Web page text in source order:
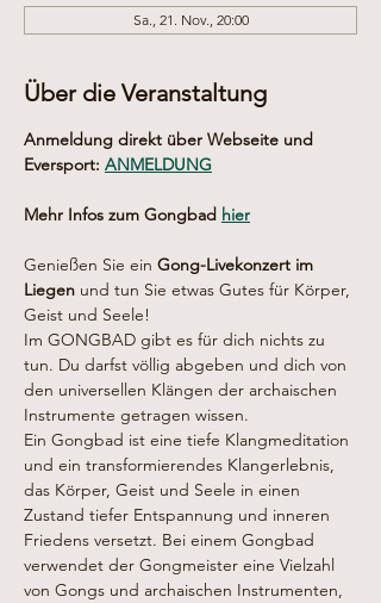
Sa., 21. Nov., 20:00
Über die Veranstaltung
Anmeldung direkt über Webseite und
Eversport: ANMELDUNG
Mehr Infos zum Gongbad hier
Genießen Sie ein Gong-Livekonzert im
Liegen und tun Sie etwas Gutes für Körper,
Geist und Seele!
Im GONGBAD gibt es für dich nichts zu
tun. Du darfst völlig abgeben und dich von
den universellen Klängen der archaischen
Instrumente getragen wissen.
Ein Gongbad ist eine tiefe Klangmeditation
und ein transformierendes Klangerlebnis,
das Körper, Geist und Seele in einen
Zustand tiefer Entspannung und inneren
Friedens versetzt. Bei einem Gongbad
verwendet der Gongmeister eine Vielzahl
von Gongs und archaischen Instrumenten,